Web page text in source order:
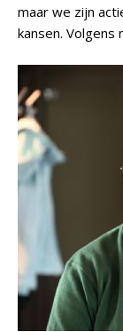
maar we zijn
kansen.